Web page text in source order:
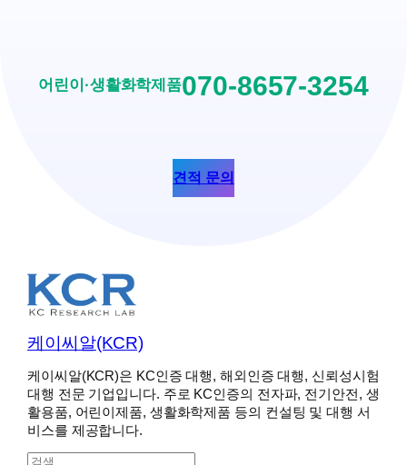
어린이·생활화학제품070-8657-3254
견적 문의
케이씨알(KCR)
케이씨알(KCR)은 KC인증 대행, 해외인증 대행, 신뢰성시험
대행 전문 기업입니다. 주로 KC인증의 전자파, 전기안전, 생
활용품, 어린이제품, 생활화학제품 등의 컨설팅 및 대행 서
비스를 제공합니다.
S